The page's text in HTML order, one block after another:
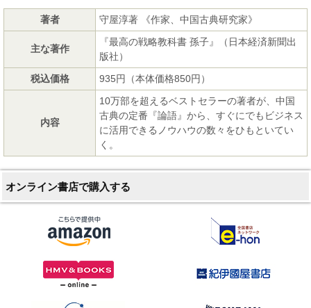
著者 守屋淳著 《作家、中国古典研究家》
主な著作
『最高の戦略教科書 孫子』（日本経済新聞出
版社）
税込価格
935円（本体価格850円）
内容
10万部を超えるベストセラーの著者が、中国
古典の定番『論語』から、すぐにでもビジネス
に活用できるノウハウの数々をひもといてい
く。
オンライン書店で購入する